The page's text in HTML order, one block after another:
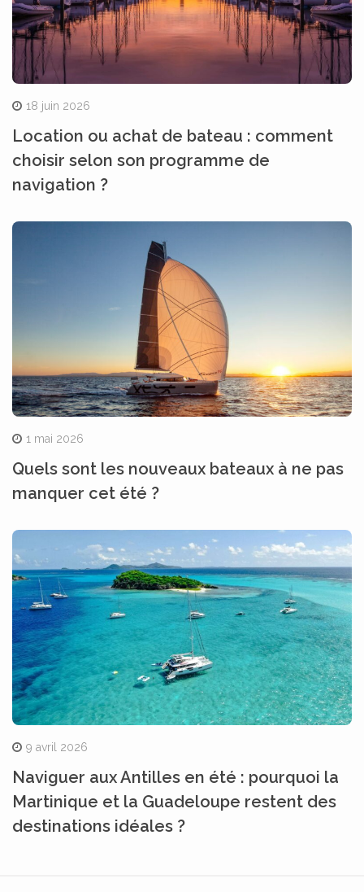
18 juin 2026
Location ou achat de bateau : comment
choisir selon son programme de
navigation ?
1 mai 2026
Quels sont les nouveaux bateaux à ne pas
manquer cet été ?
9 avril 2026
Naviguer aux Antilles en été : pourquoi la
Martinique et la Guadeloupe restent des
destinations idéales ?